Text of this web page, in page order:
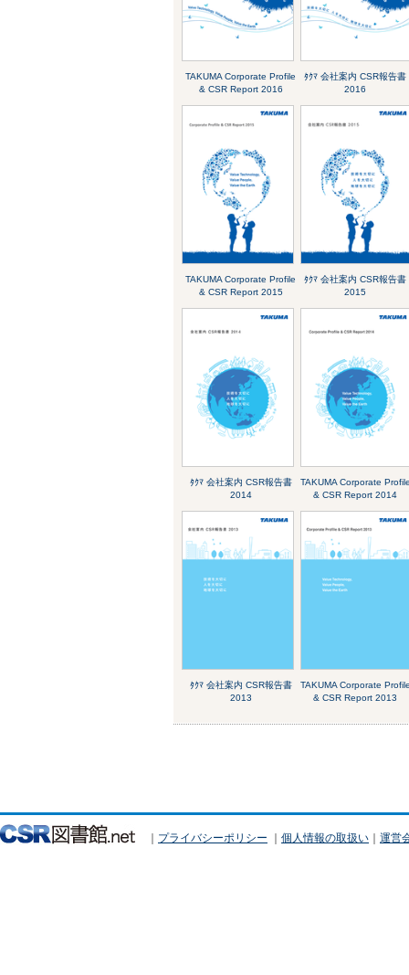
TAKUMA Corporate Profile
& CSR Report 2016
ﾀｸﾏ 会社案内 CSR報告書
2016
TAKUMA Corporate Profile
& CSR Report 2015
ﾀｸﾏ 会社案内 CSR報告書
2015
ﾀｸﾏ 会社案内 CSR報告書
2014
TAKUMA Corporate
& CSR Report 2014
ﾀｸﾏ 会社案内 CSR報告書
2013
TAKUMA Corporate
& CSR Report 2013
｜ プライバシーポリシー ｜ 個人情報の取扱い ｜ 運営